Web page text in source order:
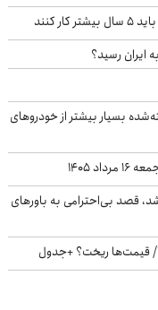
کنند
ایران رسید؟
بسیار بیشتر از خودروهای
۱۴۰۵
قصد بی‌احترامی به باورهای